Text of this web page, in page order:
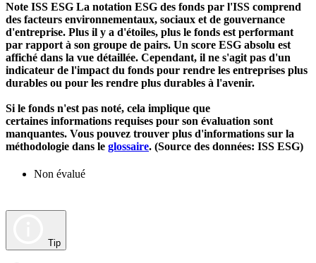
Note ISS ESG La notation ESG des fonds par l'ISS comprend
des facteurs environnementaux, sociaux et de gouvernance
d'entreprise. Plus il y a d'étoiles, plus le fonds est performant
par rapport à son groupe de pairs. Un score ESG absolu est
affiché dans la vue détaillée. Cependant, il ne s'agit pas d'un
indicateur de l'impact du fonds pour rendre les entreprises plus
durables ou pour les rendre plus durables à l'avenir.
Si le fonds n'est pas noté, cela implique que
certaines informations requises pour son évaluation sont
manquantes. Vous pouvez trouver plus d'informations sur la
méthodologie dans le glossaire. (Source des données: ISS ESG)
Non évalué
Tip